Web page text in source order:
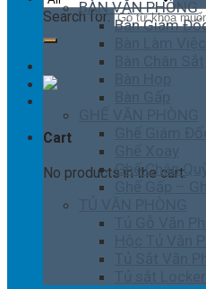
Search for:
Cart
No products in the cart.
BÀN VĂN PHÒNG
Bàn Giám
Ghế Chân Quỳ